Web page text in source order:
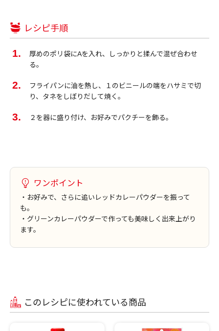
レシピ手順
厚めのポリ袋にAを入れ、しっかりと揉んで混ぜ合わせ
る。
フライパンに油を熱し、１のビニールの端をハサミで切
り、タネをしぼりだして焼く。
２を器に盛り付け、お好みでパクチーを飾る。
ワンポイント
・お好みで、さらに追いレッドカレーパウダーを振って
も。
・グリーンカレーパウダーで作っても美味しく出来上がり
ます。
このレシピに使われている商品